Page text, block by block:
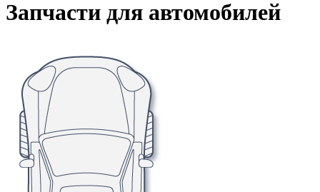
Запчасти для автомобилей